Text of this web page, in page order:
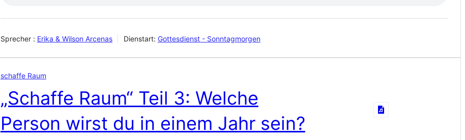
Sprecher : Erika & Wilson Arcenas Dienstart: Gottesdienst - Sonntagmorgen
schaffe Raum
„Schaffe Raum“ Teil 3: Welche
Person wirst du in einem Jahr sein?